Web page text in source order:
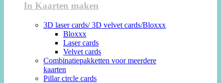
In Kaarten maken
3D laser cards/ 3D velvet cards/Bloxxx
Bloxxx
Laser cards
Velvet cards
Combinatiepakketten voor meerdere
kaarten
Pillar circle cards